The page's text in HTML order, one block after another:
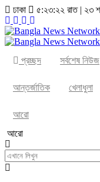
ঢাকা ৫:২৩:২৩ রাত| ২৩
প্রচ্ছদ সর্বশেষ নিউজ
আন্তর্জাতিক খেলাধুলা
আরো
আরো